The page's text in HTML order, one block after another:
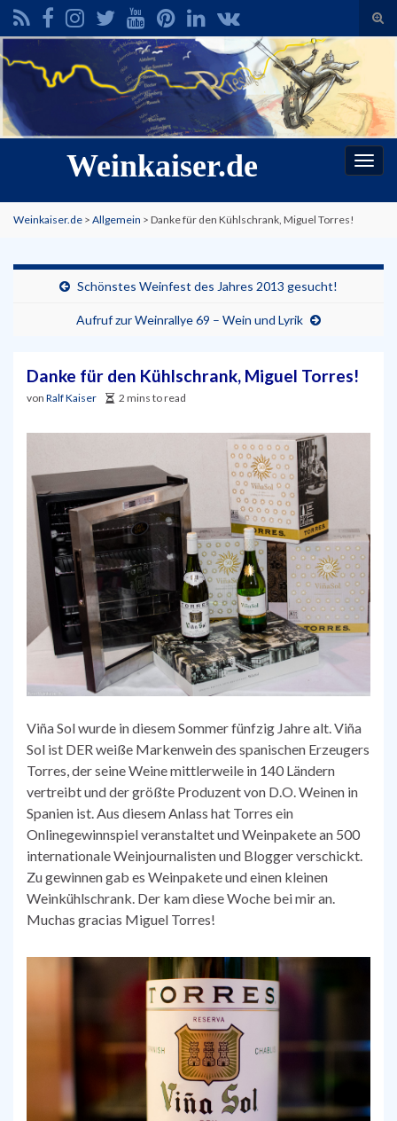
Search for:
Weinkaiser.de
Weinkaiser.de > Allgemein > Danke für den Kühlschrank, Miguel Torres!
Schönstes Weinfest des Jahres 2013 gesucht!
Aufruf zur Weinrallye 69 – Wein und Lyrik
Danke für den Kühlschrank, Miguel Torres!
von Ralf Kaiser 2 mins to read
Viña Sol wurde in diesem Sommer fünfzig Jahre alt. Viña
Sol ist DER weiße Markenwein des spanischen Erzeugers
Torres, der seine Weine mittlerweile in 140 Ländern
vertreibt und der größte Produzent von D.O. Weinen in
Spanien ist. Aus diesem Anlass hat Torres ein
Onlinegewinnspiel veranstaltet und Weinpakete an 500
internationale Weinjournalisten und Blogger verschickt.
Zu gewinnen gab es Weinpakete und einen kleinen
Weinkühlschrank. Der kam diese Woche bei mir an.
Muchas gracias Miguel Torres!